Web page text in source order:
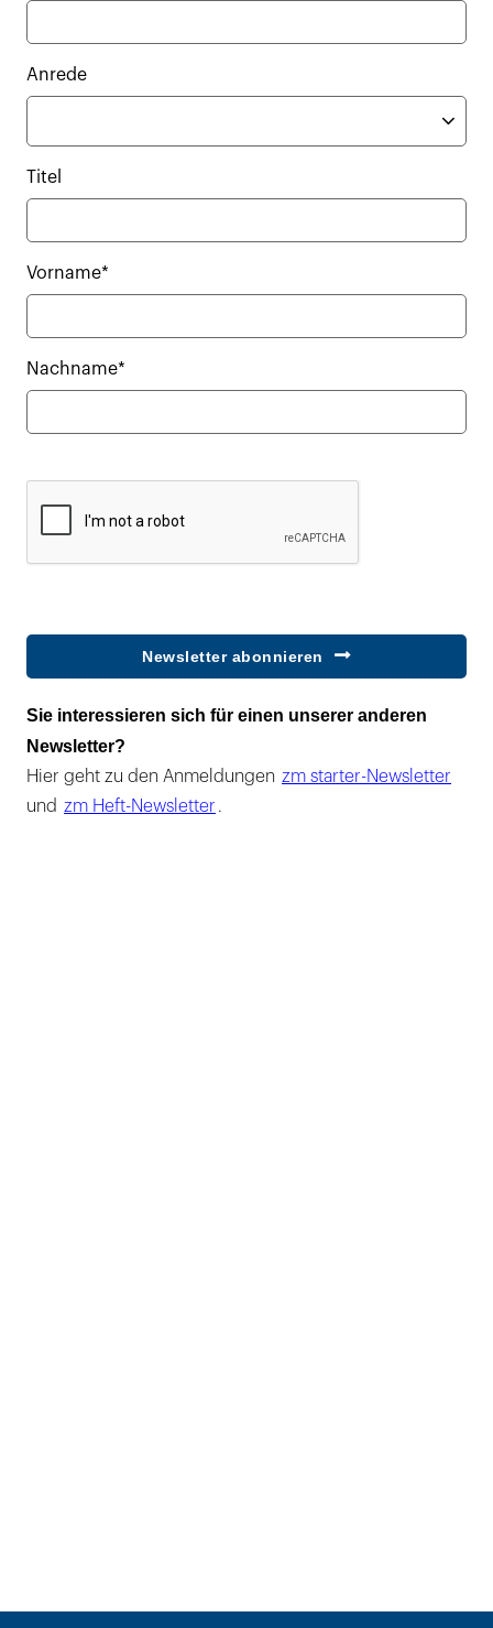
Anrede
Titel
Vorname*
Nachname*
Newsletter abonnieren
Sie interessieren sich für einen unserer anderen
Newsletter?
Hier geht zu den Anmeldungen zm starter-Newsletter
und zm Heft-Newsletter .